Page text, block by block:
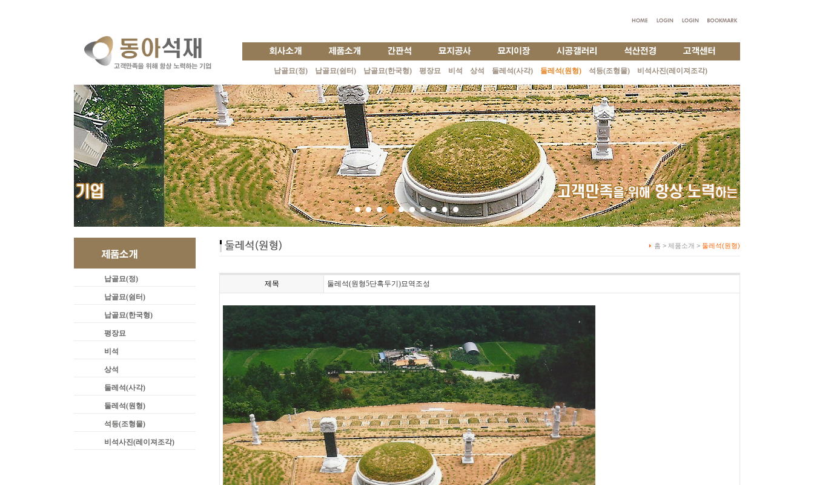
납골묘(정) 납골묘(쉼터) 납골묘(한국형) 평장묘 비석 상석 둘레석(사각) 둘레석(원형) 석등(조형물) 비석사진(레이져조각)
납골묘(정)
납골묘(쉼터)
납골묘(한국형)
평장묘
비석
상석
둘레석(사각)
둘레석(원형)
석등(조형물)
비석사진(레이져조각)
홈 > 제품소개 > 둘레석(원형)
제목 둘레석(원형5단혹두기)묘역조성